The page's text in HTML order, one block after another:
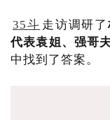
35斗 走访调研了
代表袁姐、强哥
中找到了答案。